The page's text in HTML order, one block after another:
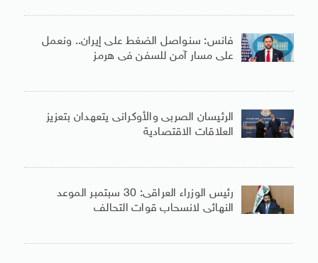
فانس: سنواصل الضغط على إيران.. ونعمل
على مسار آمن للسفن فى هرمز
الرئيسان الصربى والأوكرانى يتعهدان بتعزيز
العلاقات الاقتصادية
رئيس الوزراء العراقى: 30 سبتمبر الموعد
النهائى لانسحاب قوات التحالف